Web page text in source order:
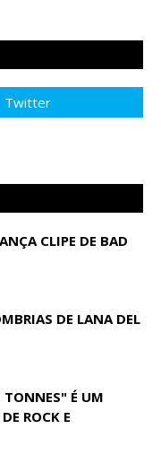
CLIPE DE BAD
DE LANA DEL
TONNES" É UM
ROCK E